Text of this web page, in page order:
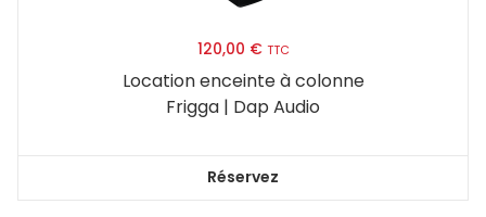
120,00 € TTC
Location enceinte à colonne
Frigga | Dap Audio
Réservez